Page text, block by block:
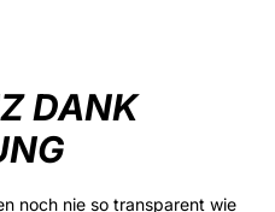
DANK
noch nie so transparent wie